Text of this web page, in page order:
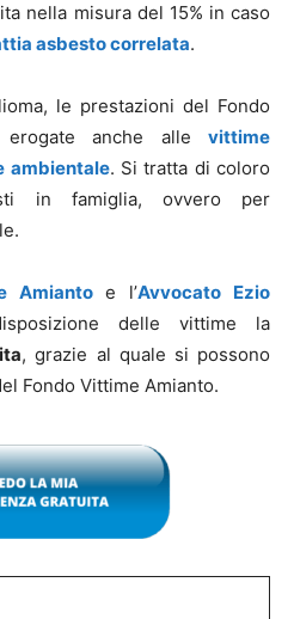
nella misura del 15% in caso
asbesto correlata.
le prestazioni del Fondo
erogate anche alle vittime
ambientale. Si tratta di coloro
in famiglia, ovvero per
Amiantoe l’Avvocato Ezio
delle vittime la
, grazie al quale si possono
Fondo Vittime Amianto.